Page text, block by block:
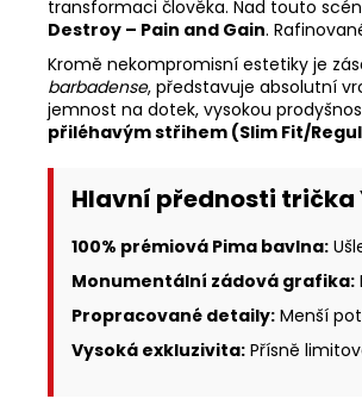
transformaci člověka. Nad touto
Destroy – Pain and Gain.
Kromě nekompromisní estetiky je
barbadense, představuje absolutní
jemnost na dotek, vysokou
přiléhavým střihem (Slim Fit/
Hlavní přednosti trička
100% prémiová Pima bavlna:
Monumentální zádová grafika:
Propracované detaily: Menší
Vysoká exkluzivita: Přísně